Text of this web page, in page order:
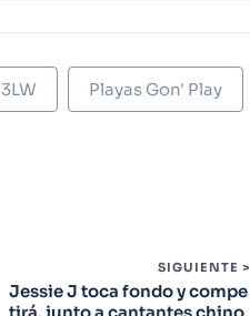
3LW Playas Gon' Play
SIGUIENTE >
Jessie J toca fondo y compe
tirá, junto a cantantes chino